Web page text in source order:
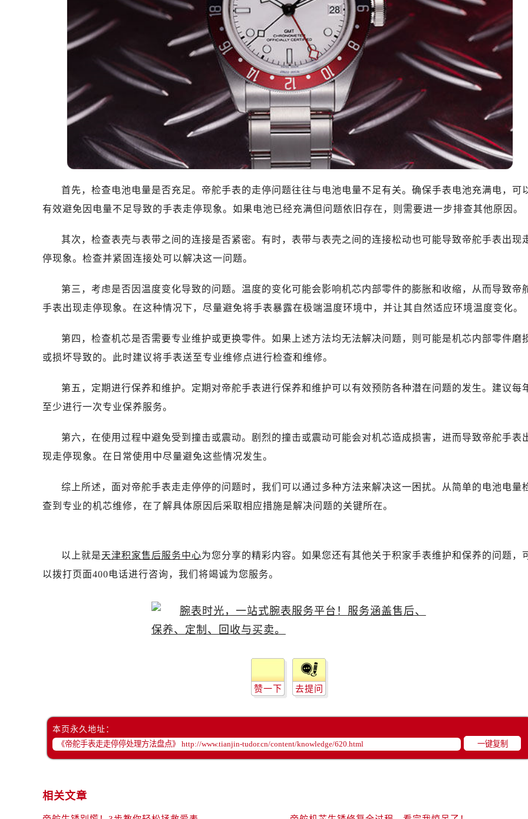
成都市锦江区人民东路6号SAC东原中心写字楼24层2406B室（需提前预约）
重庆市江北区观音桥步行街2号融恒时代广场写字楼9层902室（需提前预约）
长沙市芙蓉区定王台街道建湘路393号世茂环球金融中心写字楼（芙蓉广场）10层13室（需提前预约）
郑州市二七区铭功路10号华润大厦写字楼29层2905室（需提前预约）
太原市迎泽区解放路15号亨得利名表服务中心（品牌授权店）3层整层（需提前预约）
沈阳市沈河区中街路137号亨得利名表服务中心（品牌授权店）1层整层（需提前预约）
沈阳市沈河区中街路83号亨得利名表服务中心（品牌授权店）1层整层（需提前预约）
乌鲁木齐市天山区红山路26号时代广场（CCMALL）C座17层17-B（需提前预约）
温州市鹿城区锦绣路1067号置信广场10层1015室（需提前预约）
哈尔滨市南岗区东大直街146号上和置地广场金座12层1214室（需提前预约）
大连市中山区人民路15号国际金融大厦7层G室（需提前预约）
佛山市禅城区季华五路57号万科金融中心C座12层1205室（需提前预约）
东莞市东城街道鸿福东路1号民盈国贸中心T1写字楼9层907室（需提前预约）
南通市崇川区工农路57号圆融广场写字楼16层1603室（需提前预约）
苏州市苏州工业园区星港街199号苏州中心办公楼C座22层08室（需提前预约）
南宁市青秀区金湖路59号地王大厦12楼1224室（需提前预约）
合肥市蜀山区潜山路111号万象城华润大厦B座12楼03室（需提前预约）
青岛市南区山东路6号华润大厦B座22层04室（需提前预约）
烟台市芝罘区胜利路139号万达金融中心A座907室（需提前预约）
贵阳市南明区都司高架桥路33号亨特国际金融中心14楼14D（需提前预约）
昆明市盘龙区北京路928号同德昆明广场写字楼10层06室（需提前预约）
西安市碑林区南关正街88号华侨城长安国际中心E座6楼10室（需提前预约）
海口市龙华区金贸东路5号海口华润大厦B座17层1707室（需提前预约）
台州市椒江区东海大道1800号腾达中心东1幢20楼2002室（需提前预约）
黑龙江省大庆市萨尔图区会战大街帝舵售后服务中心（需提前预约）
黑龙江省鸡西市鸡冠区红军路帝舵售后服务中心（需提前预约）
黑龙江省佳木斯市向阳区长安路帝舵售后服务中心（需提前预约）
黑龙江省七台河市桃山区大同街帝舵售后服务中心（需提前预约）
黑龙江省齐齐哈尔市龙沙区龙华路帝舵售后服务中心（需提前预约）
黑龙江省双鸭山市尖山区新兴大街帝舵售后服务中心（需提前预约）
黑龙江省伊春市伊美区通河路帝舵售后服务中心（需提前预约）
吉林省白城市洮北区明仁南街帝舵售后服务中心（需提前预约）
吉林省吉林市船营区河南街帝舵售后服务中心（需提前预约）
吉林省梅河口市新华街道梅河大街帝舵售后服务中心（需提前预约）
吉林省延边市延吉市解放路帝舵售后服务中心（需提前预约）
首先，检查电池电量是否充足。帝舵手表的走停问题往往与电池电量不足有关。确保手表电池充满电，可
有效避免因电量不足导致的手表走停现象。如果电池已经充满但问题依旧存在，则需要进一步排查其他原因。
其次，检查表壳与表带之间的连接是否紧密。有时，表带与表壳之间的连接松动也可能导致帝舵手表出现
停现象。检查并紧固连接处可以解决这一问题。
第三，考虑是否因温度变化导致的问题。温度的变化可能会影响机芯内部零件的膨胀和收缩，从而导致帝
手表出现走停现象。在这种情况下，尽量避免将手表暴露在极端温度环境中，并让其自然适应环境温度变化。
第四，检查机芯是否需要专业维护或更换零件。如果上述方法均无法解决问题，则可能是机芯内部零件磨
或损坏导致的。此时建议将手表送至专业维修点进行检查和维修。
第五，定期进行保养和维护。定期对帝舵手表进行保养和维护可以有效预防各种潜在问题的发生。建议每
至少进行一次专业保养服务。
第六，在使用过程中避免受到撞击或震动。剧烈的撞击或震动可能会对机芯造成损害，进而导致帝舵手表
现走停现象。在日常使用中尽量避免这些情况发生。
综上所述，面对帝舵手表走走停停的问题时，我们可以通过多种方法来解决这一困扰。从简单的电池电量
查到专业的机芯维修，在了解具体原因后采取相应措施是解决问题的关键所在。
以上就是天津积家售后服务中心为您分享的精彩内容。如果您还有其他关于积家手表维护和保养的问题，
以拨打页面400电话进行咨询，我们将竭诚为您服务。
赞一下 去提问
本页永久地址：
一键复制
相关文章